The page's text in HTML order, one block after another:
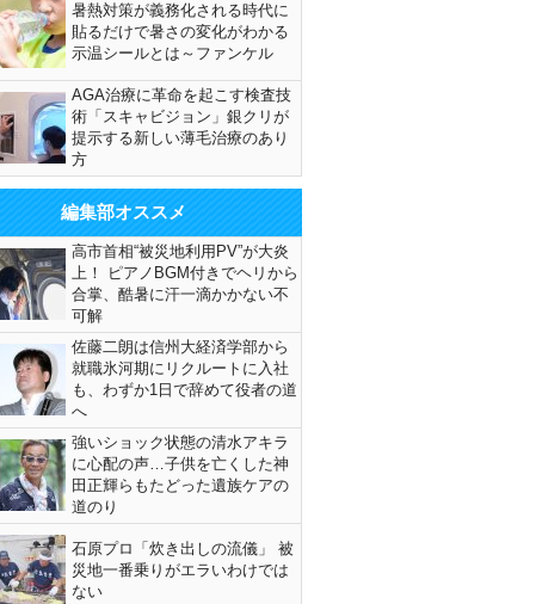
暑熱対策が義務化される時代に
貼るだけで暑さの変化がわかる
示温シールとは～ファンケル
AGA治療に革命を起こす検査技
術「スキャビジョン」銀クリが
提示する新しい薄毛治療のあり
方
編集部オススメ
高市首相“被災地利用PV”が大炎
上！ ピアノBGM付きでヘリから
合掌、酷暑に汗一滴かかない不
可解
佐藤二朗は信州大経済学部から
就職氷河期にリクルートに入社
も、わずか1日で辞めて役者の道
へ
強いショック状態の清水アキラ
に心配の声…子供を亡くした神
田正輝らもたどった遺族ケアの
道のり
石原プロ「炊き出しの流儀」 被
災地一番乗りがエラいわけでは
ない